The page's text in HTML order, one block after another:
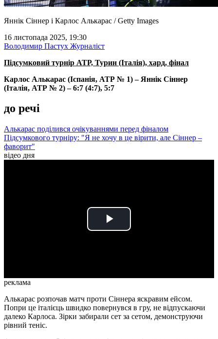
Яннік Сіннер і Карлос Алькарас / Getty Images
16 листопада 2025, 19:30
Володимир Пастух Журналіст
Підсумковий турнір АТР, Турин (Італія), хард, фінал
Карлос Алькарас (Іспанія, АТР № 1) – Яннік Сіннер
(Італія, АТР № 2) – 6:7 (4:7), 5:7
до речі
Алькарас поділився очікуваннями перед фіналом
Підсумкового турніру: "Я не хочу в це вірити, але Сіннер –
фаворит"
відео дня
Play
реклама
Алькарас розпочав матч проти Сіннера яскравим ейсом.
Попри це італієць швидко повернувся в гру, не відпускаючи
далеко Карлоса. Зірки забирали сет за сетом, демонструючи
рівний теніс.